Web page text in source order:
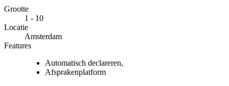
Grootte
1 - 10
Locatie
Amsterdam
Features
Automatisch declareren,
Afsprakenplatform